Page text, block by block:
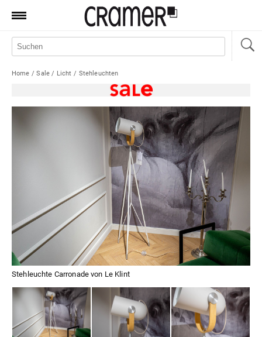
Produkte
Aktionen
News
Jobs
Home /Sale / Licht / Stehleuchten
Stehleuchte Carronade von Le Klint